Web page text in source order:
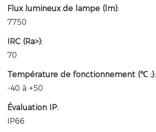
Flux lumineux de lampe (lm):
7750
IRC (Ra>):
70
Température de fonctionnement (℃ ;):
-40 à +50
Évaluation IP:
IP66